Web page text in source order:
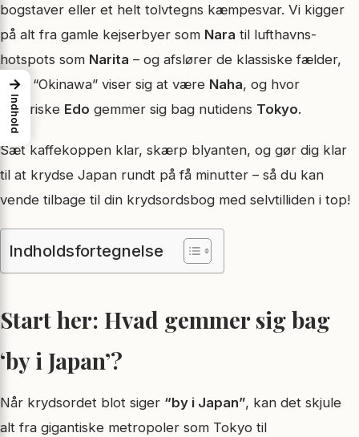
bogstaver eller et helt tolvtegns kæmpesvar. Vi kigger
på alt fra gamle kejserbyer som Nara til lufthavns-
hotspots som Narita – og afslører de klassiske fælder,
hvor “Okinawa” viser sig at være Naha, og hvor
historiske Edo gemmer sig bag nutidens Tokyo.
Sæt kaffekoppen klar, skærp blyanten, og gør dig klar
til at krydse Japan rundt på få minutter – så du kan
vende tilbage til din krydsordsbog med selvtilliden i top!
Indholdsfortegnelse
Start her: Hvad gemmer sig bag
‘by i Japan’?
Når krydsordet blot siger “by i Japan”, kan det skjule
alt fra gigantiske metropoler som Tokyo til
→
Indhold